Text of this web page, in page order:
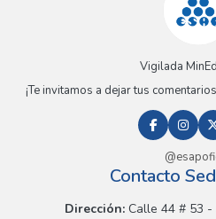
Vigilada
¡Te invitamos a dejar tus
Contacto
Dirección:Calle 44 # 53 -